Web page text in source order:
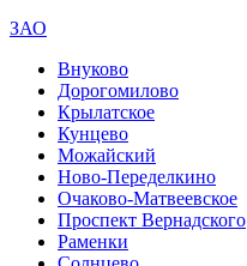
ЗАО
Внуково
Дорогомилово
Крылатское
Кунцево
Можайский
Ново-Переделкино
Очаково-Матвеевское
Проспект Вернадского
Раменки